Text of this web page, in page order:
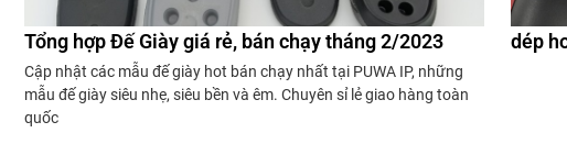
Tổng hợp Đế Giày giá rẻ, bán chạy tháng 2/2023
Cập nhật các mẫu đế giày hot bán chạy nhất tại PUWA IP, những
mẫu đế giày siêu nhẹ, siêu bền và êm. Chuyên sỉ lẻ giao hàng toàn
quốc
dép